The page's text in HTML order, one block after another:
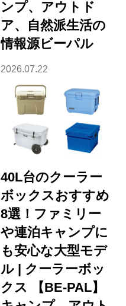
ンプ、アウトド
ア、自然派生活の
情報源ビーパル
2026.07.22
40L台のクーラー
ボックスおすすめ
8選！ファミリー
や連泊キャンプに
も安心な大型モデ
ル | クーラーボッ
クス 【BE-PAL】